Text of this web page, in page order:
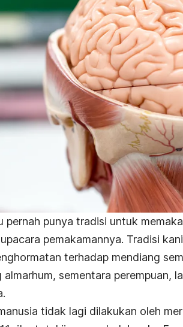
pernah punya tradisi untuk
pemakamannya. Tradisi
terhadap mendiang
sementara perempuan,
tidak lagi dilakukan oleh